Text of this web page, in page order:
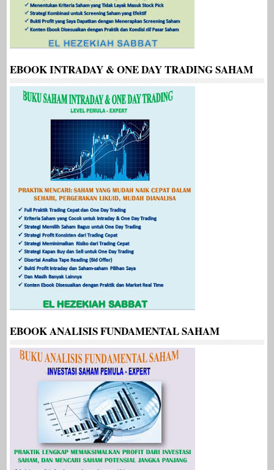
EBOOK INTRADAY & ONE DAY TRADING SAHAM
EBOOK ANALISIS FUNDAMENTAL SAHAM